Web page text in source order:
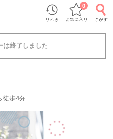
りれき お気に入り
0
さがす
は終了しました
徒歩4分